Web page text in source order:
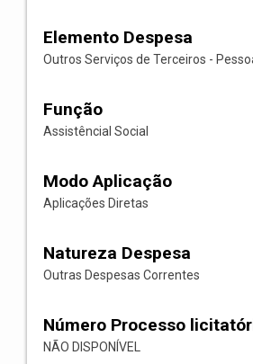
Elemento Despesa
Outros Serviços de Terceiros -
Função
Assistêncial Social
Modo Aplicação
Aplicações Diretas
Natureza Despesa
Outras Despesas Correntes
Número Processo
NÃO DISPONÍVEL